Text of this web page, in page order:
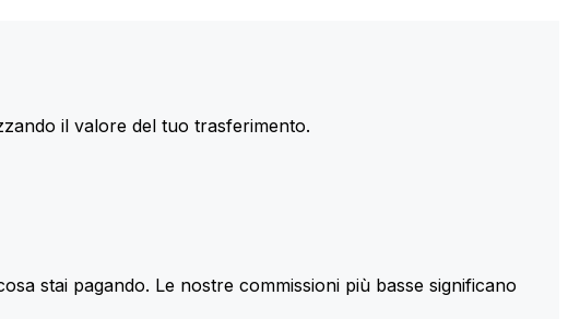
il valore del tuo trasferimento.
stai pagando. Le nostre commissioni più basse significano